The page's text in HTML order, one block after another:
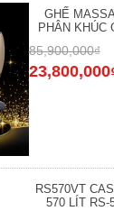
GHẾ
PHÂN KHÚC
85,900,000₫
RS570VT
570 LÍT RS-